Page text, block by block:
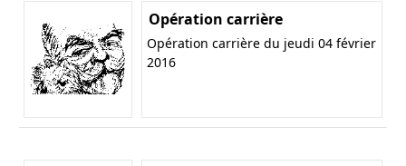
Opération carrière
Opération carrière du jeudi 04 février
2016